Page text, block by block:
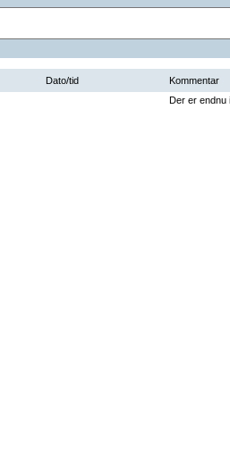
Dato/tid
Kommentar
Der er endnu